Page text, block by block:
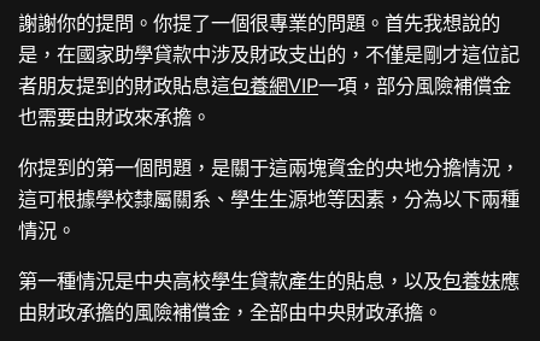
謝謝你的提問。你提了一個很專業的問題。首先我想說的
是，在國家助學貸款中涉及財政支出的，不僅是剛才這位記
者朋友提到的財政貼息這包養網VIP一項，部分風險補償金
也需要由財政來承擔。
你提到的第一個問題，是關于這兩塊資金的央地分擔情況，
這可根據學校隸屬關系、學生生源地等因素，分為以下兩種
情況。
第一種情況是中央高校學生貸款產生的貼息，以及包養妹應
由財政承擔的風險補償金，全部由中央財政承擔。